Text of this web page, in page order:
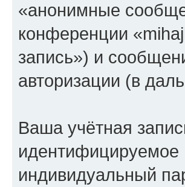
«анонимные
конференции
запись») и
авторизации (в
Ваша учётная
индивидуальный